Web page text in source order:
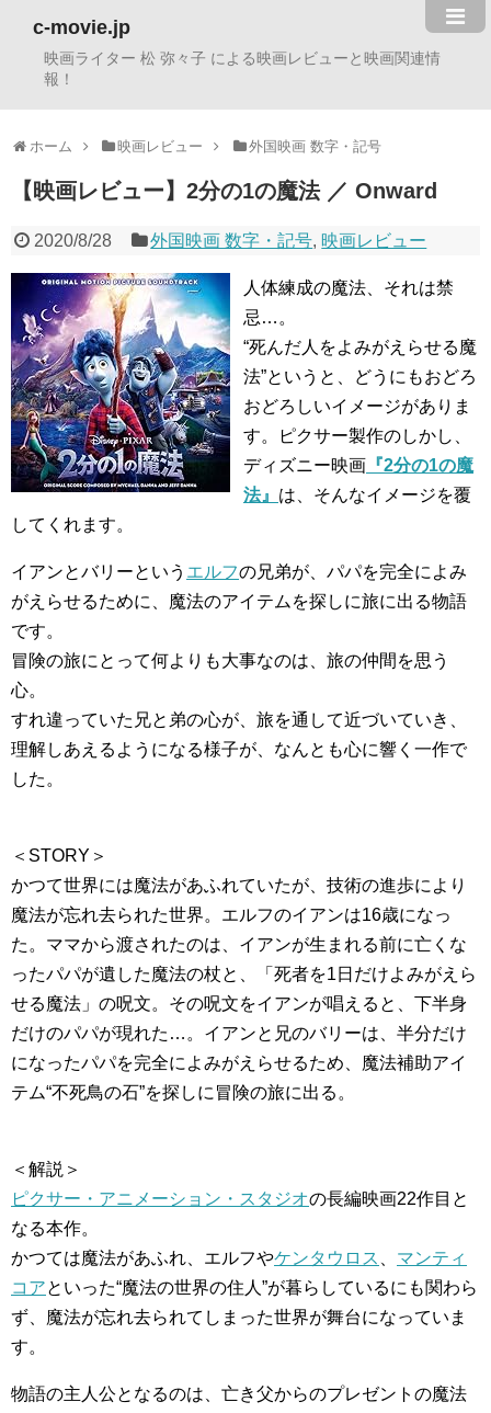
c-movie.jp
映画ライター 松 弥々子 による映画レビューと映画関連情
報！
ホーム 映画レビュー 外国映画 数字・記号
【映画レビュー】2分の1の魔法 ／ Onward
2020/8/28 外国映画 数字・記号, 映画レビュー
人体練成の魔法、それは禁
忌…。
“死んだ人をよみがえらせる魔
法”というと、どうにもおどろ
おどろしいイメージがありま
す。ピクサー製作のしかし、
ディズニー映画 『2分の1の魔
法』 は、そんなイメージを覆
してくれます。
イアンとバリーという エルフの兄弟が、パパを完全によみ
がえらせるために、魔法のアイテムを探しに旅に出る物語
です。
冒険の旅にとって何よりも大事なのは、旅の仲間を思う
心。
すれ違っていた兄と弟の心が、旅を通して近づいていき、
理解しあえるようになる様子が、なんとも心に響く一作で
した。
＜STORY＞
かつて世界には魔法があふれていたが、技術の進歩により
魔法が忘れ去られた世界。エルフのイアンは16歳になっ
た。ママから渡されたのは、イアンが生まれる前に亡くな
ったパパが遺した魔法の杖と、「死者を1日だけよみがえら
せる魔法」の呪文。その呪文をイアンが唱えると、下半身
だけのパパが現れた…。イアンと兄のバリーは、半分だけ
になったパパを完全によみがえらせるため、魔法補助アイ
テム“不死鳥の石”を探しに冒険の旅に出る。
＜解説＞
ピクサー・アニメーション・スタジオの長編映画22作目と
なる本作。
かつては魔法があふれ、エルフやケンタウロス
マンティ
コアといった“魔法の世界の住人”が暮らしているにも関わら
ず、魔法が忘れ去られてしまった世界が舞台になっていま
す。
物語の主人公となるのは、亡き父からのプレゼントの魔法